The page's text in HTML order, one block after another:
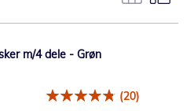
m/4 dele - Grøn
(20)